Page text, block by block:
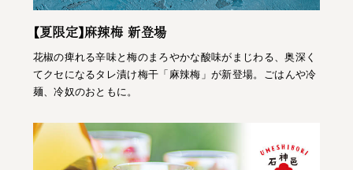
【夏限定】麻辣梅 新登場
花椒の痺れる辛味と梅のまろやかな酸味がまじわる、奥深く
てクセになるタレ漬け梅干「麻辣梅」が新登場。ごはんや冷
麺、冷奴のおともに。